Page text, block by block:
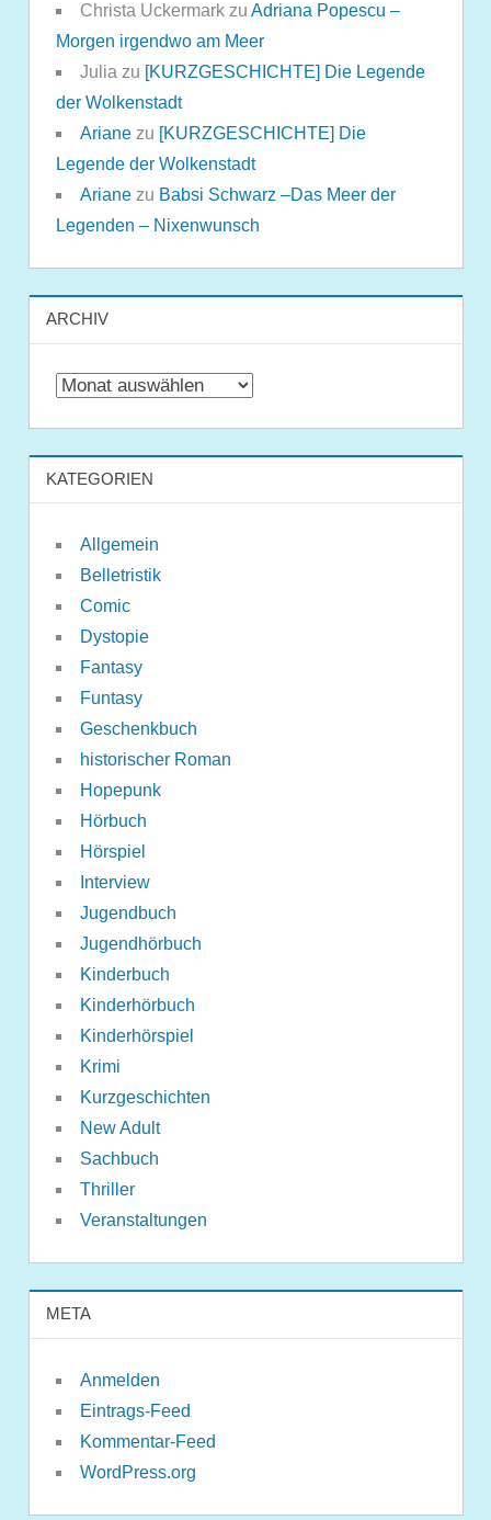
Christa Uckermarkzu Adriana Popescu –
Morgen irgendwo am Meer
Julia zu [KURZGESCHICHTE] Die Legende
der Wolkenstadt
Arianezu [KURZGESCHICHTE] Die
Legende der Wolkenstadt
Arianezu Babsi Schwarz –Das Meer der
Legenden – Nixenwunsch
ARCHIV
Archiv
KATEGORIEN
Allgemein
Belletristik
Comic
Dystopie
Fantasy
Funtasy
Geschenkbuch
historischer Roman
Hopepunk
Hörbuch
Hörspiel
Interview
Jugendbuch
Jugendhörbuch
Kinderbuch
Kinderhörbuch
Kinderhörspiel
Krimi
Kurzgeschichten
New Adult
Sachbuch
Thriller
Veranstaltungen
META
Anmelden
Eintrags-Feed
Kommentar-Feed
WordPress.org